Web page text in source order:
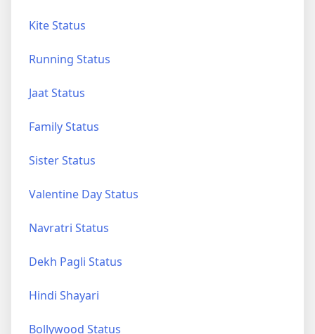
Kite Status
Running Status
Jaat Status
Family Status
Sister Status
Valentine Day Status
Navratri Status
Dekh Pagli Status
Hindi Shayari
Bollywood Status